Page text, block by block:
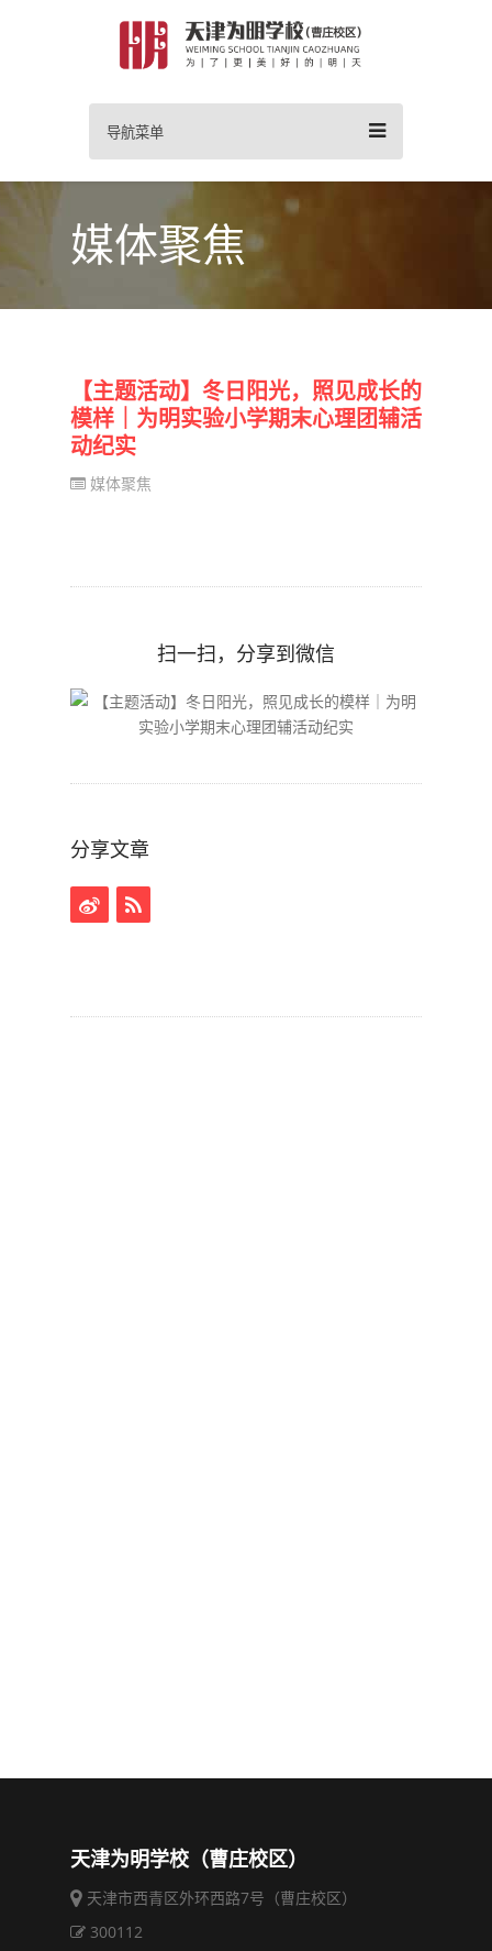
导航菜单
媒体聚焦
【主题活动】冬日阳光，照见成长的
模样｜为明实验小学期末心理团辅活
动纪实
媒体聚焦
扫一扫，分享到微信
分享文章
天津为明学校（曹庄校区）
天津市西青区外环西路7号（曹庄校区）
300112